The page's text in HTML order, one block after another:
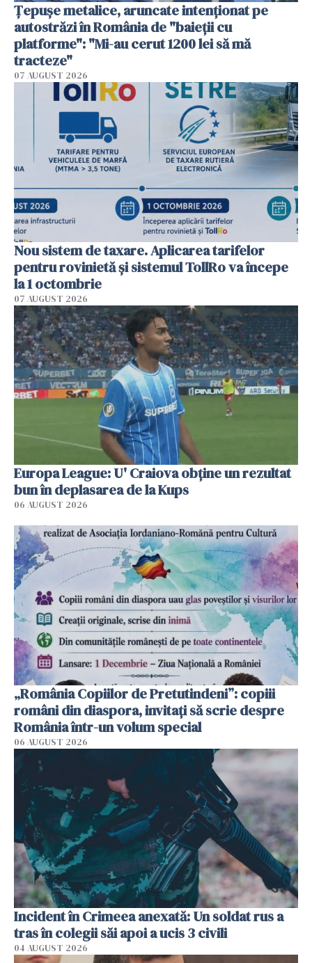
Țepușe metalice, aruncate intenționat pe
autostrăzi în România de "baieții cu
platforme": "Mi-au cerut 1200 lei să mă
tracteze"
07 AUGUST 2026
Nou sistem de taxare. Aplicarea tarifelor
pentru rovinietă şi sistemul TollRo va începe
la 1 octombrie
07 AUGUST 2026
Europa League: U' Craiova obține un rezultat
bun în deplasarea de la Kups
06 AUGUST 2026
„România Copiilor de Pretutindeni”: copiii
români din diaspora, invitați să scrie despre
România într-un volum special
06 AUGUST 2026
Incident în Crimeea anexată: Un soldat rus a
tras în colegii săi apoi a ucis 3 civili
04 AUGUST 2026